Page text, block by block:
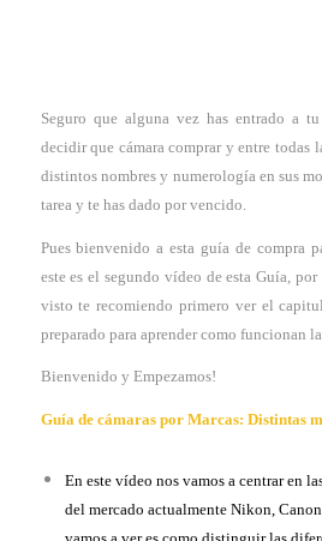
Seguro que alguna vez has entrado a
decidir que cámara comprar y entre todas
distintos nombres y numerología en sus
tarea y te has dado por vencido.
Pues bienvenido a esta guía de compra
este es el segundo vídeo de esta Guía,
visto te recomiendo primero ver el
preparado para aprender como funcionan
Bienvenido y Empezamos!
Guía de cámaras por Marcas: Distintas
En este vídeo nos vamos a centrar en
del mercado actualmente Nikon,